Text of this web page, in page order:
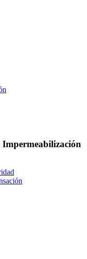
Impermeabilización